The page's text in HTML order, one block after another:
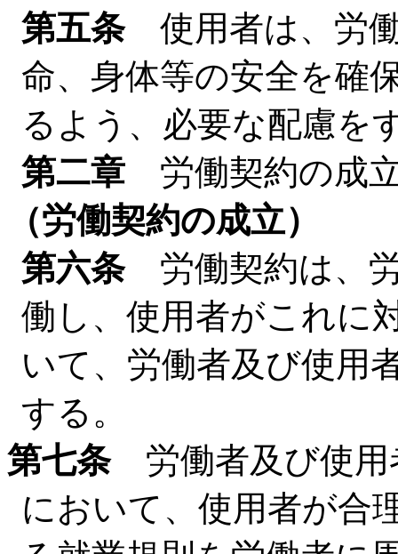
第五条使用者は、労働
命、身体等の安全を確
るよう、必要な配慮を
第二章 労働契約の成
（労働契約の成立）
第六条労働契約は、労
働し、使用者がこれに
いて、労働者及び使用
する。
第七条労働者及び使用
において、使用者が合